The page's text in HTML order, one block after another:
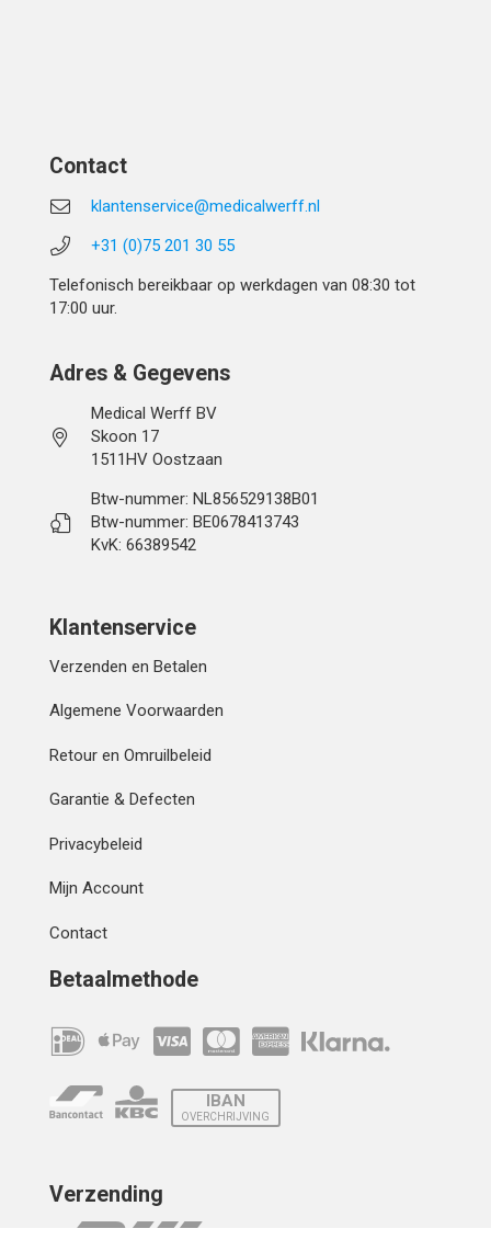
Contact
klantenservice@medicalwerff.nl
+31 (0)75 201 30 55
Telefonisch bereikbaar op werkdagen van 08:30 tot
17:00 uur.
Adres & Gegevens
Medical Werff BV
Skoon 17
1511HV Oostzaan
Btw-nummer: NL856529138B01
Btw-nummer: BE0678413743
KvK: 66389542
Klantenservice
Verzenden en Betalen
Algemene Voorwaarden
Retour en Omruilbeleid
Garantie & Defecten
Privacybeleid
Mijn Account
Contact
Betaalmethode
IBAN
OVERCHRIJVING
Verzending